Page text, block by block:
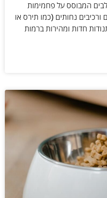
המבוסס על פחמימות
ורכיבים נחותים (כמו תירס או
חדות ומהירות ברמות